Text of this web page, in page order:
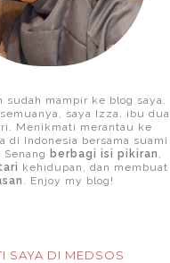
sudah mampir ke blog saya.
saya Izza, ibu dua
Menikmati merantau ke
di Indonesia bersama suami
berbagi isi pikiran ,
kehidupan, dan membuat
. Enjoy my blog!
SAYA DI MEDSOS